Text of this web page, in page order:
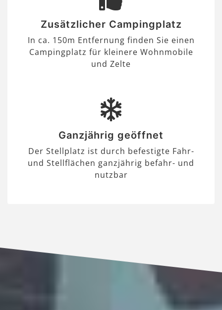
Zusätzlicher Campingplatz
In ca. 150m Entfernung finden Sie einen
Campingplatz für kleinere Wohnmobile
und Zelte
Ganzjährig geöffnet
Der Stellplatz ist durch befestigte Fahr-
und Stellflächen ganzjährig befahr- und
nutzbar